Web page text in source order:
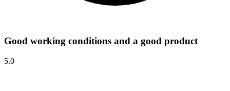
Good working conditions and a good product
5.0